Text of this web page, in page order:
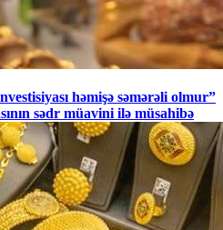
həmişə səmərəli olmur”
sədr müavini ilə müsahibə